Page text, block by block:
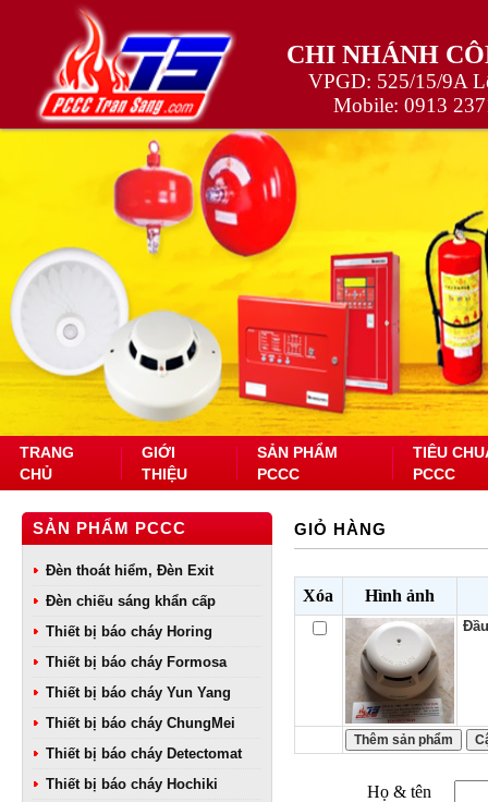
CHI NHÁNH
VPGD: 525/15/9A
Mobile: 0913
TRANG
CHỦ
GIỚI
THIỆU
SẢN PHẨM
PCCC
TIÊU
PCCC
SẢN PHẨM PCCC
Đèn thoát hiểm, Đèn Exit
Đèn chiếu sáng khẩn cấp
Thiết bị báo cháy Horing
Thiết bị báo cháy Formosa
Thiết bị báo cháy Yun Yang
Thiết bị báo cháy ChungMei
Thiết bị báo cháy Detectomat
Thiết bị báo cháy Hochiki
GIỎ HÀNG
Xóa Hình ảnh
Họ & tên